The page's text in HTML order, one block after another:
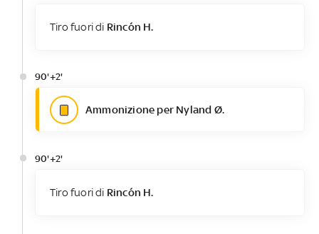
Tiro fuori di Rincón H.
90'+2'
Ammonizione per Nyland Ø.
90'+2'
Tiro fuori di Rincón H.